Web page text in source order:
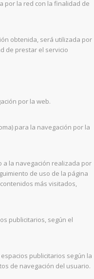
por la red con la finalidad de
obtenida, será utilizada por
de prestar el servicio
por la web.
para la navegación por la
a la navegación realizada por
de uso de la página
más visitados,
publicitarios, según el
publicitarios según la
de navegación del usuario.